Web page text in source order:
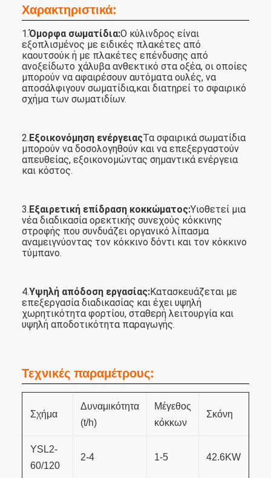
Χαρακτηριστικά:
1.Όμορφα σωματίδια:Ο κύλινδρος είναι
εξοπλισμένος με ειδικές πλακέτες από
καουτσούκ ή με πλακέτες επένδυσης από
ανοξείδωτο χάλυβα ανθεκτικό στα οξέα, οι οποίες
μπορούν να αφαιρέσουν αυτόματα ουλές, να
αποσάλφιγουν σωματίδια,και διατηρεί το σφαιρικό
σχήμα των σωματιδίων.
2.Εξοικονόμηση ενέργειαςΤα σφαιρικά σωματίδια
μπορούν να δοσολογηθούν και να επεξεργαστούν
απευθείας, εξοικονομώντας σημαντικά ενέργεια
και κόστος.
3.Εξαιρετική επίδραση κοκκώματος:Υιοθετεί μια
νέα διαδικασία ορεκτικής συνεχούς κόκκινης
στροφής που συνδυάζει οργανικό λίπασμα
αναμειγνύοντας τον κόκκινο δόντι και τον κόκκινο
τύμπανο.
4.Υψηλή απόδοση εργασίας:Κατασκευάζεται με
επεξεργασία διαδικασίας και έχει υψηλή
χωρητικότητα φορτίου, σταθερή λειτουργία και
υψηλή αποδοτικότητα παραγωγής.
Τεχνικές παραμέτρους:
Σχήμα
Δυναμικότητα
(t/h)
Μέγεθος
κόκκων
Σκόνη
ΥSL2-
60/120
2-4 1-5 42.6KW